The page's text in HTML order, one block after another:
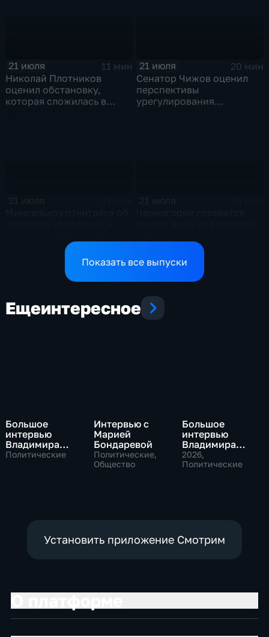
21 июля
11 мин
Николай Плотников
оценил обстановку,
которая сложилась в
21 июля
20 мин
Сенатор Чижов оценил
перспективы
урегулирования
аграриев топливом
по экономике страны
Показать все выпуски
Ещеинтересное
Большое
интервью
Владимира
Путина Сергею
Политические
Интервью с
Марией
Бондаревой
Политические,
Общество
Большое
интервью
Владимира
Соловьева
Роджеру
2026,
Политические
Установить приложение Смотрим